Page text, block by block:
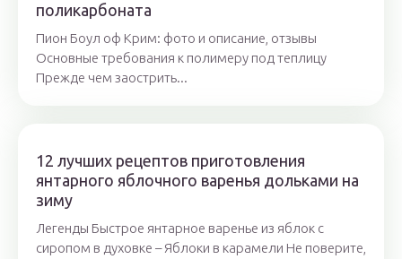
поликарбоната
Пион Боул оф Крим: фото и описание, отзывы
Основные требования к полимеру под теплицу
Прежде чем заострить...
12 лучших рецептов приготовления
янтарного яблочного варенья дольками на
зиму
Легенды Быстрое янтарное варенье из яблок с
сиропом в духовке – Яблоки в карамели Не поверите,